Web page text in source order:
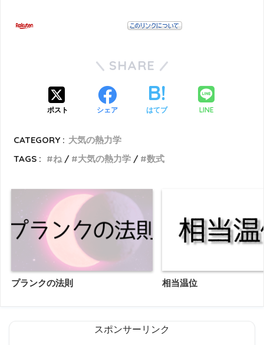
SHARE
ポスト シェア はてブ LINE
CATEGORY : 大気の熱力学
TAGS :
ね 大気の熱力学 数式
プランクの法則 相当温位
スポンサーリンク